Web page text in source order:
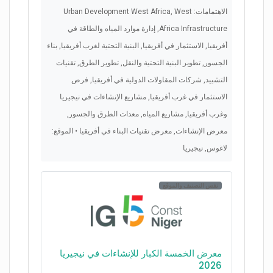
الاهتمامات: Urban Development West Africa, West
Africa Infrastructure, إدارة موارد المياه والطاقة في
أفريقيا, الاستثمار في أفريقيا, البنية التحتية لغرب أفريقيا, بناء
الجسور, تطوير البنية التحتية والنقل, تطوير الطرق, تقنيات
التشييد, شركات المقاولات الدولية في أفريقيا, فرص
الاستثمار في غرب أفريقيا, مشاريع الإنشاءات في نيجيريا
وغرب أفريقيا, مشاريع المياه, معدات الطرق والجسور,
معرض الإنشاءات, معرض تقنيات البناء في أفريقيا • الموقع:
لاغوس, نيجيريا
نفس التصنيف والموقع
معرض الخمسة الكبار للإنشاءات في نيجيريا
2026